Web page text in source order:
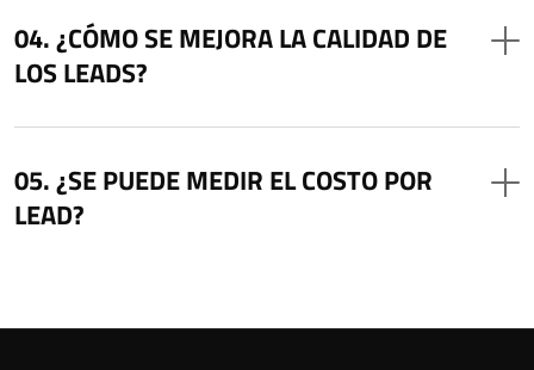
¿CÓMO SE MEJORA LA CALIDAD DE
LOS LEADS?
¿SE PUEDE MEDIR EL COSTO POR
LEAD?